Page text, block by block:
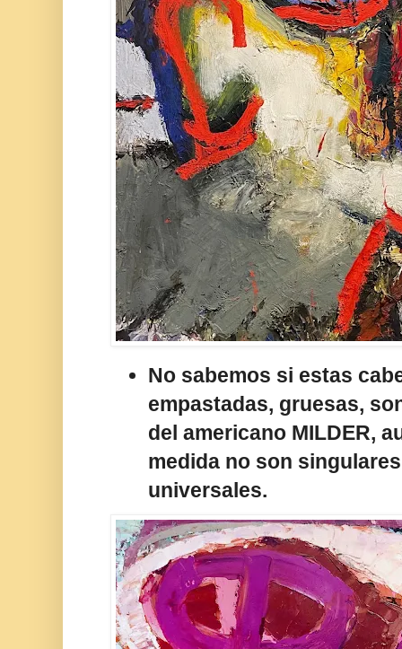
No sabemos si estas
empastadas, gruesas,
del americano MILDER,
medida no son
universales.